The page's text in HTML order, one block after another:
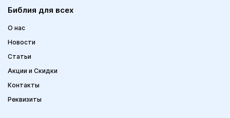
Библия для всех
О нас
Новости
Статьи
Акции и Скидки
Контакты
Реквизиты